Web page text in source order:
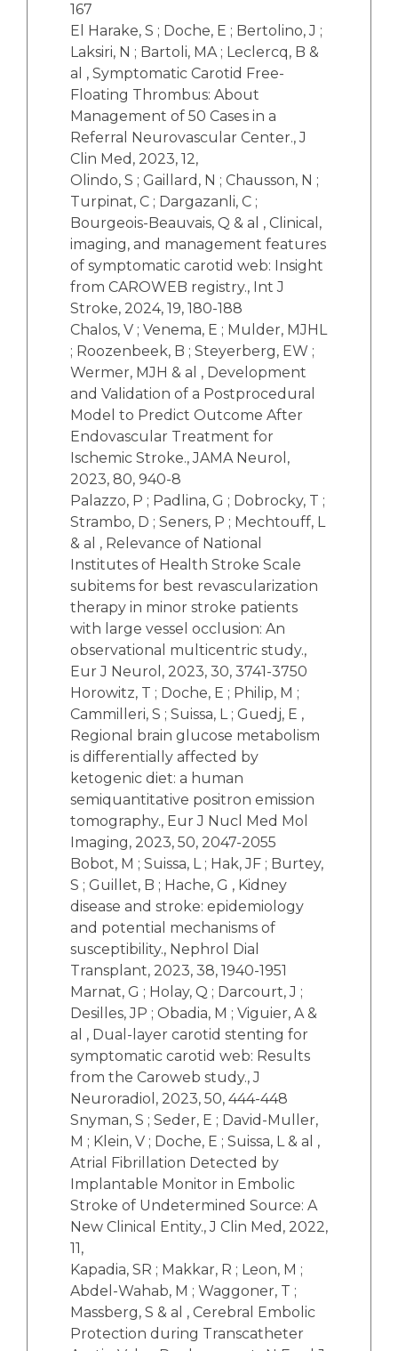
167
El Harake, S ; Doche, E ; Bertolino, J ;
Laksiri, N ; Bartoli, MA ; Leclercq, B &
al , Symptomatic Carotid Free-
Floating Thrombus: About
Management of 50 Cases in a
Referral Neurovascular Center., J
Clin Med, 2023, 12,
Olindo, S ; Gaillard, N ; Chausson, N ;
Turpinat, C ; Dargazanli, C ;
Bourgeois-Beauvais, Q & al , Clinical,
imaging, and management features
of symptomatic carotid web: Insight
from CAROWEB registry., Int J
Stroke, 2024, 19, 180-188
Chalos, V ; Venema, E ; Mulder, MJHL
; Roozenbeek, B ; Steyerberg, EW ;
Wermer, MJH & al , Development
and Validation of a Postprocedural
Model to Predict Outcome After
Endovascular Treatment for
Ischemic Stroke., JAMA Neurol,
2023, 80, 940-8
Palazzo, P ; Padlina, G ; Dobrocky, T ;
Strambo, D ; Seners, P ; Mechtouff, L
& al , Relevance of National
Institutes of Health Stroke Scale
subitems for best revascularization
therapy in minor stroke patients
with large vessel occlusion: An
observational multicentric study.,
Eur J Neurol, 2023, 30, 3741-3750
Horowitz, T ; Doche, E ; Philip, M ;
Cammilleri, S ; Suissa, L ; Guedj, E ,
Regional brain glucose metabolism
is differentially affected by
ketogenic diet: a human
semiquantitative positron emission
tomography., Eur J Nucl Med Mol
Imaging, 2023, 50, 2047-2055
Bobot, M ; Suissa, L ; Hak, JF ; Burtey,
S ; Guillet, B ; Hache, G , Kidney
disease and stroke: epidemiology
and potential mechanisms of
susceptibility., Nephrol Dial
Transplant, 2023, 38, 1940-1951
Marnat, G ; Holay, Q ; Darcourt, J ;
Desilles, JP ; Obadia, M ; Viguier, A &
al , Dual-layer carotid stenting for
symptomatic carotid web: Results
from the Caroweb study., J
Neuroradiol, 2023, 50, 444-448
Snyman, S ; Seder, E ; David-Muller,
M ; Klein, V ; Doche, E ; Suissa, L & al ,
Atrial Fibrillation Detected by
Implantable Monitor in Embolic
Stroke of Undetermined Source: A
New Clinical Entity., J Clin Med, 2022,
11,
Kapadia, SR ; Makkar, R ; Leon, M ;
Abdel-Wahab, M ; Waggoner, T ;
Massberg, S & al , Cerebral Embolic
Protection during Transcatheter